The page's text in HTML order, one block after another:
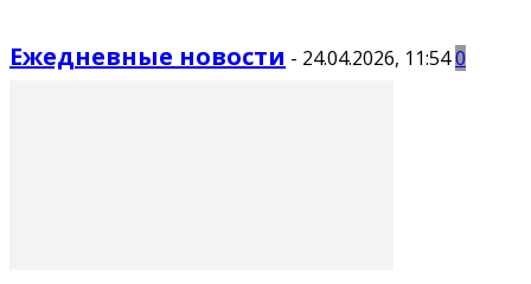
Ежедневные новости - 24.04.2026, 11:540